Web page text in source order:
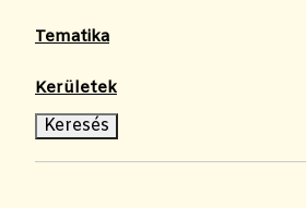
Tematika
Kerületek